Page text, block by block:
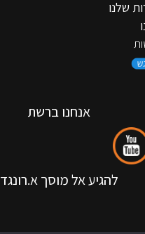
שלנו
אנחנו ברשת
להגיע אל מוסך א.רונגד